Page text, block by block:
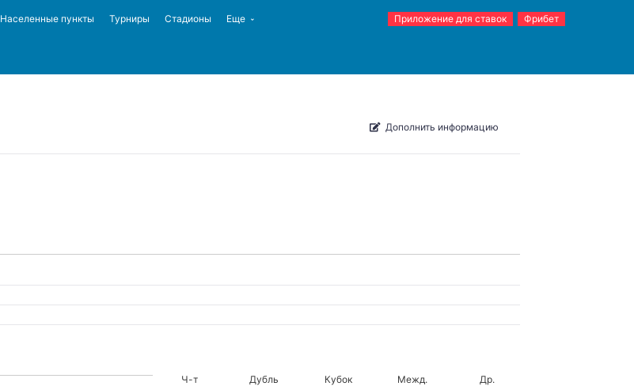
Населенные пункты Турниры Стадионы Еще Приложение для ставок Фрибет
Дополнить информацию
Ч-т Дубль Кубок Межд.
Др.